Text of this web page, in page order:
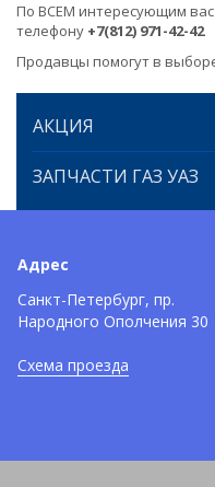
По ВСЕМ интересующим
телефону +7(812) 971-42-42
Продавцы помогут в
АКЦИЯ
ЗАПЧАСТИ ГАЗ УАЗ
Адрес
Санкт-Петербург, пр.
Народного Ополчения 30
Схема проезда